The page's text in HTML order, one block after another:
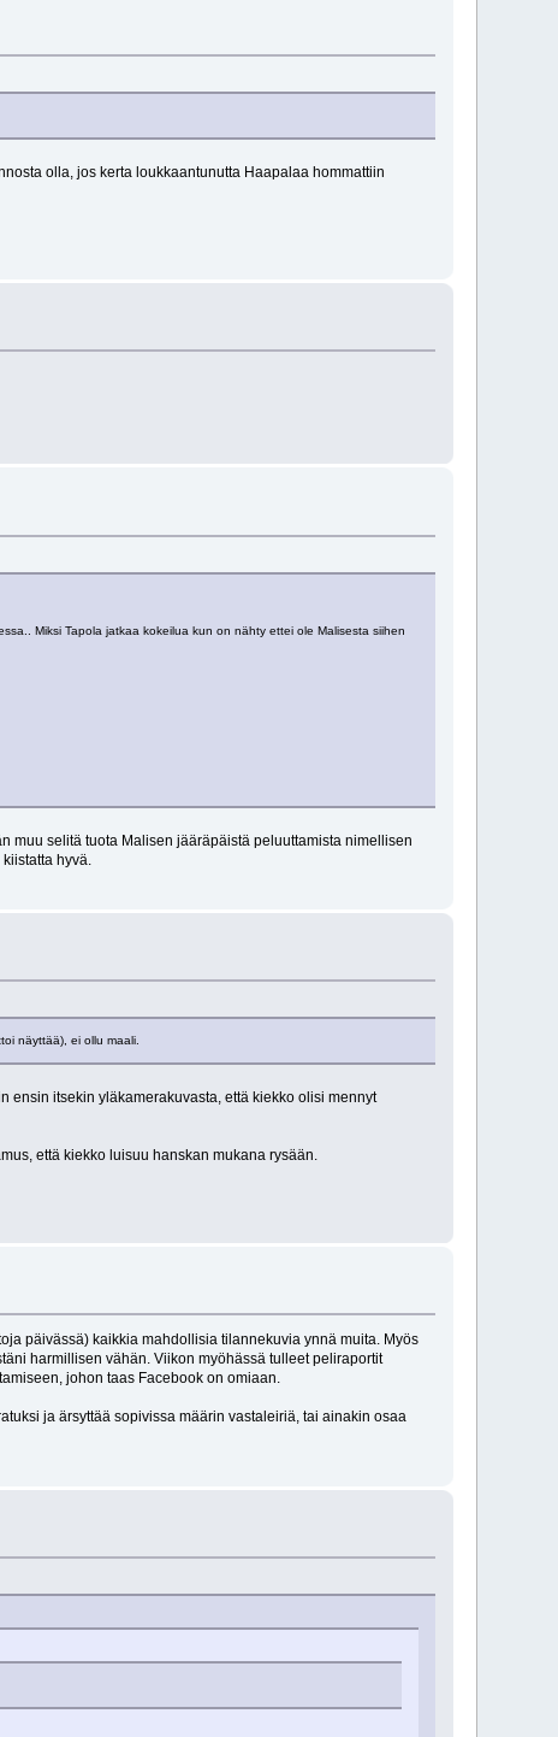
olla, jos kerta loukkaantunutta Haapalaa hommattiin
Miksi Tapola jatkaa kokeilua kun on nähty ettei ole Malisesta siihen
muu selitä tuota Malisen jääräpäistä peluuttamista nimellisen
hyvä.
näyttää), ei ollu maali.
ensin itsekin yläkamerakuvasta, että kiekko olisi mennyt
että kiekko luisuu hanskan mukana rysään.
päivässä) kaikkia mahdollisia tilannekuvia ynnä muita. Myös
harmillisen vähän. Viikon myöhässä tulleet peliraportit
johon taas Facebook on omiaan.
ja ärsyttää sopivissa määrin vastaleiriä, tai ainakin osaa